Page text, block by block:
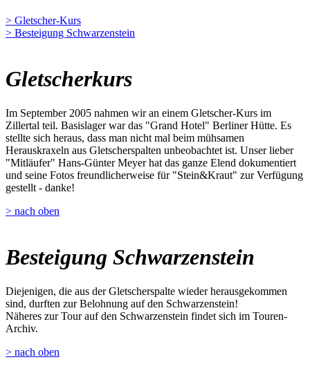
> Gletscher-Kurs
> Besteigung Schwarzenstein
Gletscherkurs
Im September 2005 nahmen wir an einem Gletscher-Kurs im
Zillertal teil. Basislager war das "Grand Hotel" Berliner Hütte. Es
stellte sich heraus, dass man nicht mal beim mühsamen
Herauskraxeln aus Gletscherspalten unbeobachtet ist. Unser lieber
"Mitläufer" Hans-Günter Meyer hat das ganze Elend dokumentiert
und seine Fotos freundlicherweise für "Stein&Kraut" zur Verfügung
gestellt - danke!
> nach oben
Besteigung Schwarzenstein
Diejenigen, die aus der Gletscherspalte wieder herausgekommen
sind, durften zur Belohnung auf den Schwarzenstein!
Näheres zur Tour auf den Schwarzenstein findet sich im Touren-
Archiv.
> nach oben